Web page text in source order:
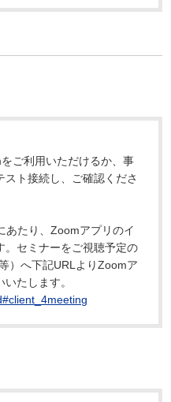
ご利用いただけるか、事
ト接続し、ご確認くださ
あたり、Zoomアプリのイ
。セミナーをご視聴予定の
）へ下記URLよりZoomア
たします。